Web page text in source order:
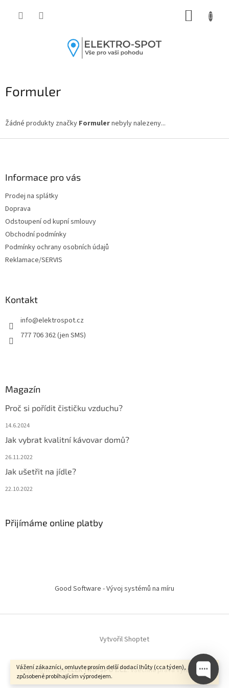
Vážení zákazníci, omluvte prosím delší dodací lhůty (cca týden),
způsobené probíhajícím výprodejem.
Formuler
Žádné produkty značky Formulernebyly nalezeny...
Informace pro vás
Prodej na splátky
Doprava
Odstoupení od kupní smlouvy
Obchodní podmínky
Podmínky ochrany osobních údajů
Reklamace/SERVIS
Kontakt
info@elektrospot.cz
777 706 362 (jen SMS)
Magazín
Proč si pořídit čističku vzduchu?
14.6.2024
Jak vybrat kvalitní kávovar domů?
26.11.2022
Jak ušetřit na jídle?
22.10.2022
Přijímáme online platby
Good Software - Vývoj systémů na míru
Vytvořil Shoptet
Copyright 2026ELEKTRO-SPOT.CZ. Všechna práva vyhrazena.